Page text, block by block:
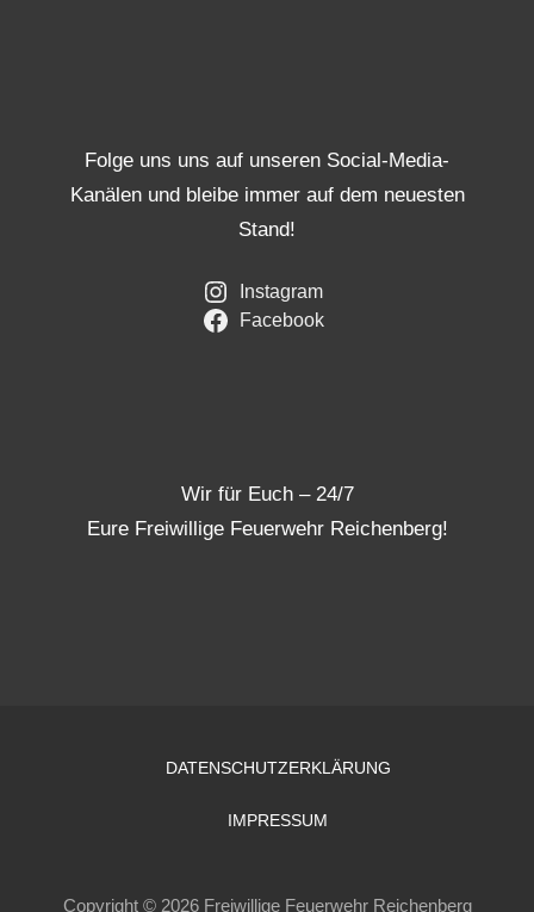
Folge uns uns auf unseren Social-Media-
Kanälen und bleibe immer auf dem neuesten
Stand!
Instagram
Facebook
Wir für Euch – 24/7
Eure Freiwillige Feuerwehr Reichenberg!
DATENSCHUTZERKLÄRUNG
IMPRESSUM
Copyright © 2026 Freiwillige Feuerwehr Reichenberg